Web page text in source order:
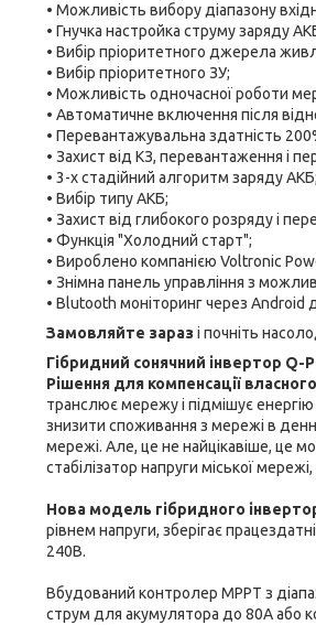
• Можливість вибору діапазону
• Гнучка настройка струму заряду
• Вибір пріоритетного джерела
• Вибір пріоритетного ЗУ;
• Можливість одночасної роботи
• Автоматичне включення після
• Перевантажувальна здатність
• Захист від КЗ, перевантаження і
• 3-х стадійний алгоритм заряду АКБ;
• Вибір типу АКБ;
• Захист від глибокого розряду і
• Функція "Холодний старт";
• Вироблено компанією Voltronic
• Знімна панель управління з
• Blutooth моніторинг через Android
Замовляйте зараз і почніть
Гібридний сонячний інвертор Q-
Рішення для компенсації
транслює мережу і підмішує
знизити споживання з мережі в
мережі. Але, це не найцікавіше, це
стабілізатор напруги міської
Нова модель гібридного
рівнем напруги, зберігає
240В.
Вбудований контролер MPPT з
струм для акумулятора до 80А або